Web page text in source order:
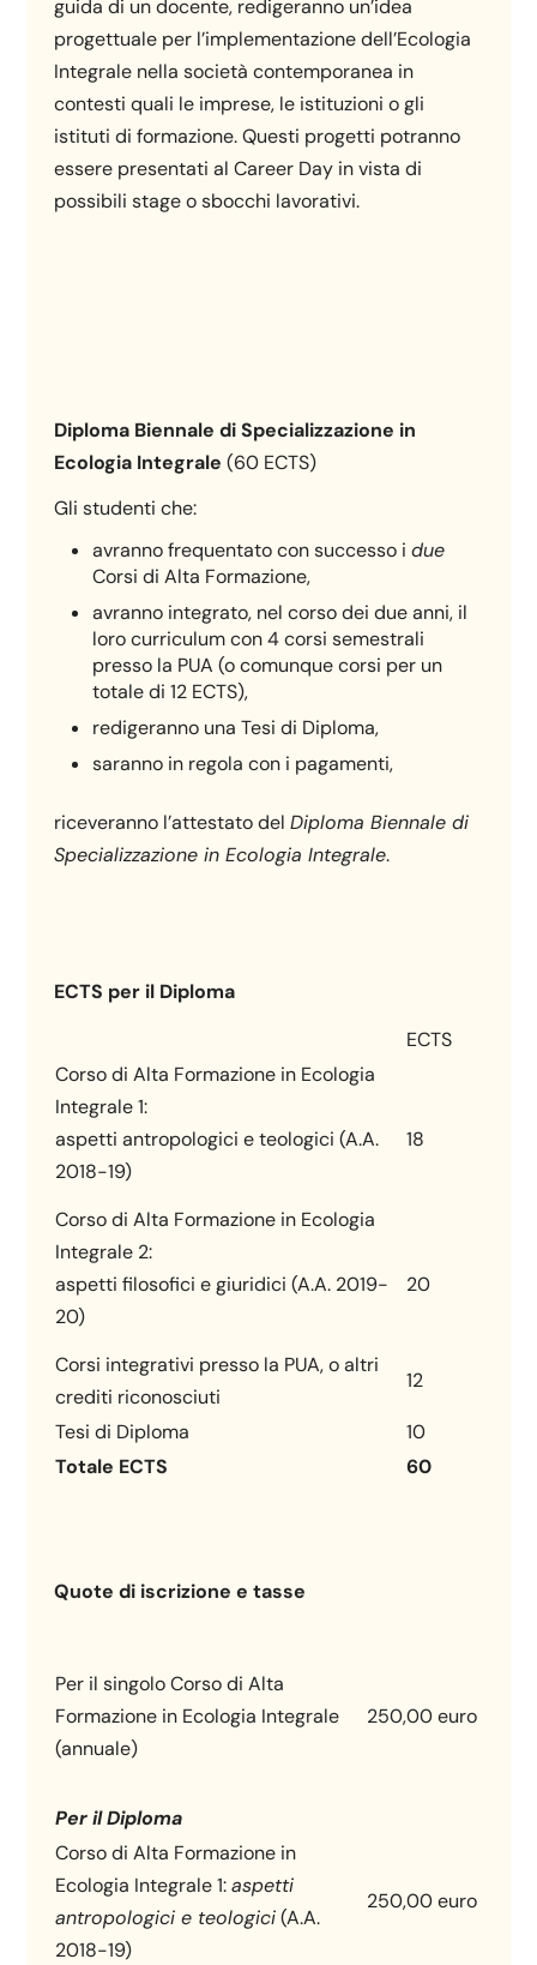
guida di un docente, redigeranno un’idea
progettuale per l’implementazione dell’Ecologia
Integrale nella società contemporanea in
contesti quali le imprese, le istituzioni o gli
istituti di formazione. Questi progetti potranno
essere presentati al Career Day in vista di
possibili stage o sbocchi lavorativi.
Diploma Biennale di Specializzazione in
Ecologia Integrale(60 ECTS)
Gli studenti che:
avranno frequentato con successo idue
Corsi di Alta Formazione,
avranno integrato, nel corso dei due anni, il
loro curriculum con 4 corsi semestrali
presso la PUA (o comunque corsi per un
totale di 12 ECTS),
redigeranno una Tesi di Diploma,
saranno in regola con i pagamenti,
riceveranno l’attestato delDiploma Biennale di
Specializzazione in Ecologia Integrale.
ECTS per il Diploma
ECTS
Corso di Alta Formazione in Ecologia
Integrale 1:
aspetti antropologici e teologici (A.A.
2018-19)
18
Corso di Alta Formazione in Ecologia
Integrale 2:
aspetti filosofici e giuridici (A.A. 2019-
20)
20
Corsi integrativi presso la PUA, o altri
crediti riconosciuti
12
Tesi di Diploma
10
Totale ECTS
60
Quote di iscrizione e tasse
Per il singolo Corso di Alta
Formazione in Ecologia Integrale
(annuale)
250,00 euro
Per il Diploma
Corso di Alta Formazione in
Ecologia Integrale 1:aspetti
antropologici e teologici(A.A.
2018-19)
250,00 euro